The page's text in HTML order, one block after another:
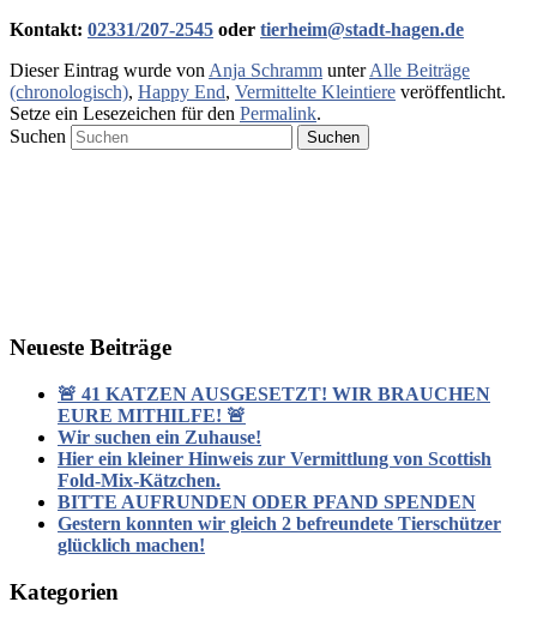
Kontakt: 02331/207-2545 oder tierheim@stadt-hagen.de
Dieser Eintrag wurde von Anja Schramm unterAlle Beiträge
(chronologisch), Happy End, Vermittelte Kleintiere veröffentlicht.
Setze ein Lesezeichen für den Permalink.
Suchen
Neueste Beiträge
🚨 41 KATZEN AUSGESETZT! WIR BRAUCHEN
EURE MITHILFE! 🚨
Wir suchen ein Zuhause!
Hier ein kleiner Hinweis zur Vermittlung von Scottish
Fold-Mix-Kätzchen.
BITTE AUFRUNDEN ODER PFAND SPENDEN
Gestern konnten wir gleich 2 befreundete Tierschützer
glücklich machen!
Kategorien